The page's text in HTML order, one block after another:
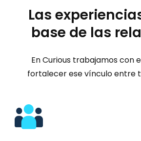
Las
base de las
En Curious trabajamos con
fortalecer ese vínculo entre